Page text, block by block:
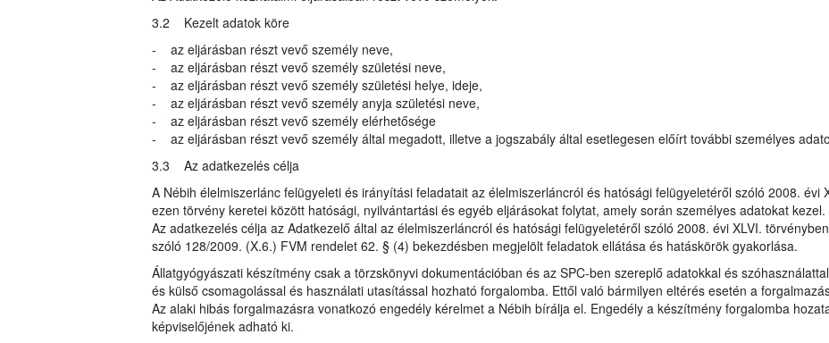
3.2 Kezelt adatok köre
- az eljárásban részt vevő személy neve,
- az eljárásban részt vevő személy születési neve,
- az eljárásban részt vevő személy születési helye, ideje,
- az eljárásban részt vevő személy anyja születési neve,
- az eljárásban részt vevő személy elérhetősége
- az eljárásban részt vevő személy által megadott, illetve a jogszabály által esetlegesen előírt további személyes
3.3 Az adatkezelés célja
A Nébih élelmiszerlánc felügyeleti és irányítási feladatait az élelmiszerláncról és hatósági felügyeletéről szóló 2008. évi
ezen törvény keretei között hatósági, nyilvántartási és egyéb eljárásokat folytat, amely során személyes adatokat kezel.
Az adatkezelés célja az Adatkezelő által az élelmiszerláncról és hatósági felügyeletéről szóló 2008. évi XLVI.
szóló 128/2009. (X.6.) FVM rendelet 62. § (4) bekezdésben megjelölt feladatok ellátása és hatáskörök gyakorlása.
Állatgyógyászati készítmény csak a törzskönyvi dokumentációban és az SPC-ben szereplő adatokkal és
és külső csomagolással és használati utasítással hozható forgalomba. Ettől való bármilyen eltérés esetén a
Az alaki hibás forgalmazásra vonatkozó engedély kérelmet a Nébih bírálja el. Engedély a készítmény forgalomba
képviselőjének adható ki.